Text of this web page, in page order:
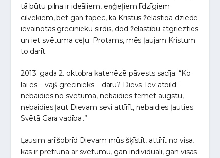
tā būtu pilna ir ideāliem, eņģeļiem līdzīgiem
cilvēkiem, bet gan tāpēc, ka Kristus žēlastība dziedē
ievainotās grēcinieku sirdis, dod žēlastību atgriezties
un iet svētuma ceļu. Protams, mēs ļaujam Kristum
to darīt.
2013. gada 2. oktobra katehēzē pāvests sacīja: “Ko
lai es – vājš grēcinieks – daru? Dievs Tev atbild:
nebaidies no svētuma, nebaidies tēmēt augstu,
nebaidies ļaut Dievam sevi attīrīt, nebaidies ļauties
Svētā Gara vadībai.”
Ļausim arī šobrīd Dievam mūs šķīstīt, attīrīt no visa,
kas ir pretrunā ar svētumu, gan individuāli, gan visas